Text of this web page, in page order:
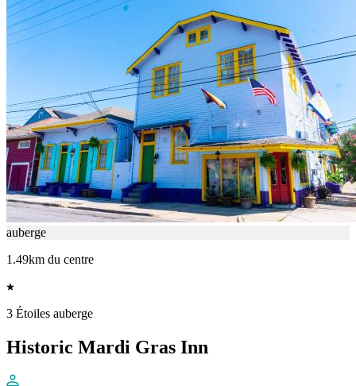
auberge
1.49km du centre
3 Étoiles auberge
Historic Mardi Gras Inn